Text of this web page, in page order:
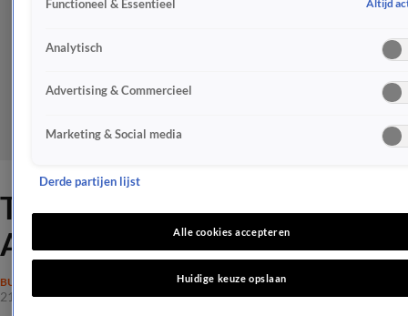
Treedt Chris Brown nog op in
Amsterdam na arrestatie?
BUITENLAND
21 mei 2025, 14:27
Functioneel & Essentieel Altijd
Analytisch
Advertising & Commercieel
Marketing & Social media
Derde partijen lijst
Alle cookies accepteren
Huidige keuze opslaan